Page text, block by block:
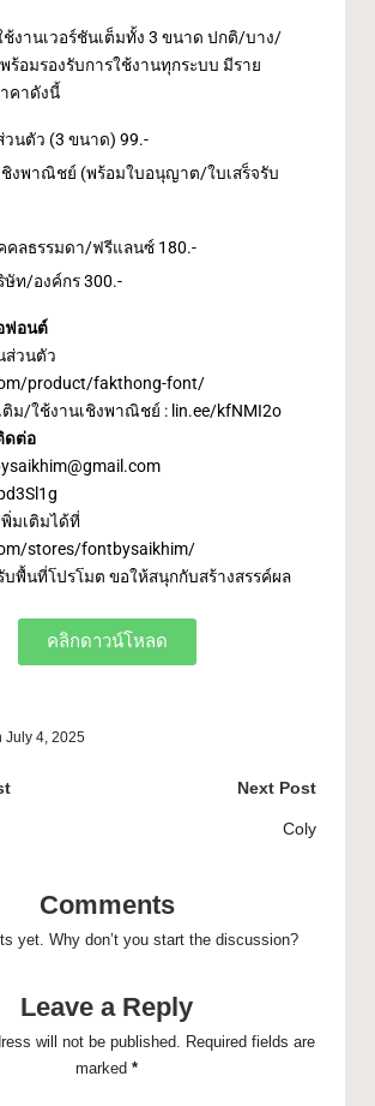
ช้งานเวอร์ชันเต็มทั้ง 3 ขนาด ปกติ/บาง/
ร้อมรองรับการใช้งานทุกระบบ มีราย
คาดังนี้
วนตัว (3 ขนาด) 99.-
ชิงพาณิชย์ (พร้อมใบอนุญาต/ใบเสร็จรับ
คลธรรมดา/ฟรีแลนซ์ 180.-
ษัท/องค์กร 300.-
ฟอนต์
ส่วนตัว
product/fakthong-font/
ติม/ใช้งานเชิงพาณิชย์ : lin.ee/kfNMI2o
ดต่อ
มเติมได้ที่
stores/fontbysaikhim/
พื้นที่โปรโมต ขอให้สนุกกับสร้างสรรค์ผล
คลิกดาวน์โหลด
July 4, 2025
Next Post
Coly
Comments
yet. Why don’t you start the discussion?
Leave a Reply
will not be published.
Required fields are
marked *